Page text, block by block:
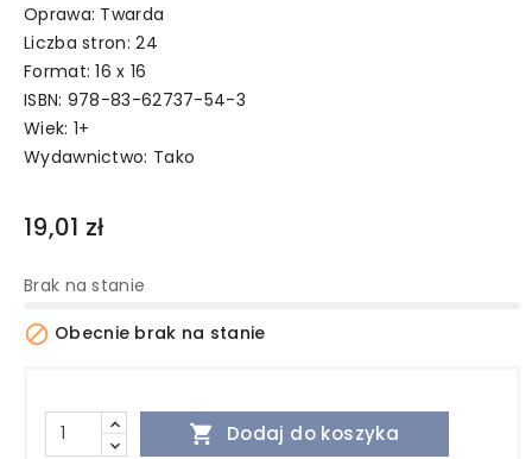
Oprawa: Twarda
Liczba stron: 24
Format: 16 x 16
ISBN: 978-83-62737-54-3
Wiek: 1+
Wydawnictwo: Tako
19,01 zł
Brak na stanie
 Obecnie brak na stanie
 Dodaj do koszyka